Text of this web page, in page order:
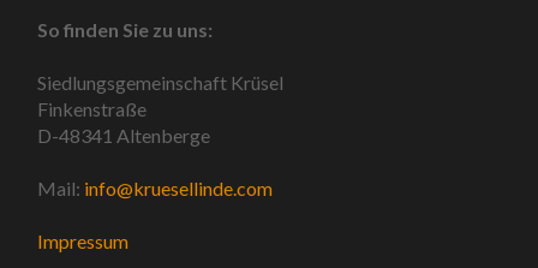
So finden Sie zu uns:
Siedlungsgemeinschaft Krüsel
Finkenstraße
D-48341 Altenberge
Mail: info@kruesellinde.com
Impressum